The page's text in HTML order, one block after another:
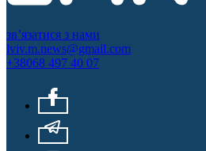
зв’язатися з нами
lviv.m.news@gmail.com
+38068 497 40 07